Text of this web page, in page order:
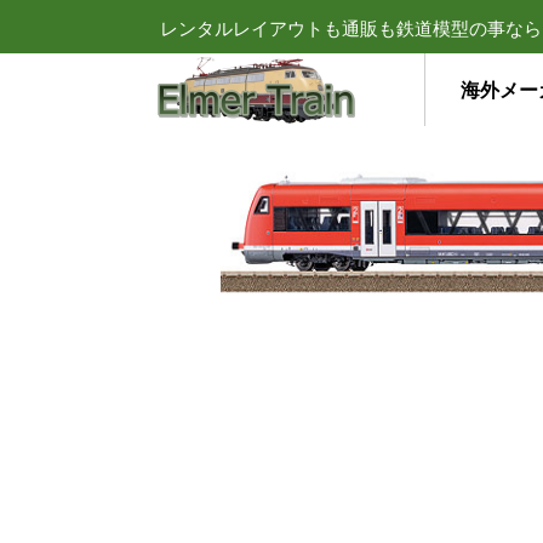
レンタルレイアウトも通販も鉄道模型の事な
海外メー